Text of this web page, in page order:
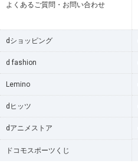
よくあるご質問・お問い合わせ
dショッピング
d fashion
Lemino
dヒッツ
dアニメストア
ドコモスポーツくじ